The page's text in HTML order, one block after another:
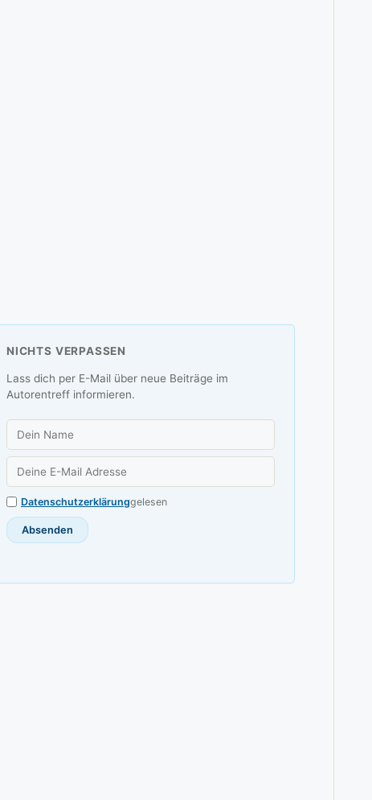
NICHTS VERPASSEN
Lass dich per E-Mail über neue Beiträge im
Autorentreff informieren.
Datenschutzerklärunggelesen